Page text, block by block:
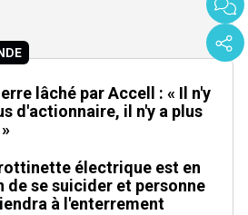
lâché par Accell : « Il n'y
d'actionnaire, il n'y a plus
électrique est en
de se suicider et personne
à l'enterrement